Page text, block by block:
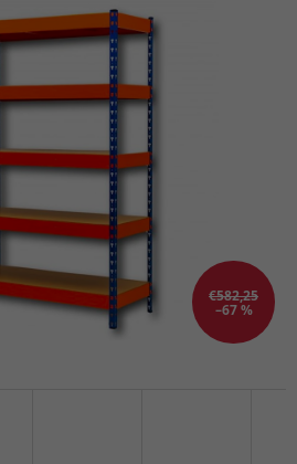
€582,25
–67 %